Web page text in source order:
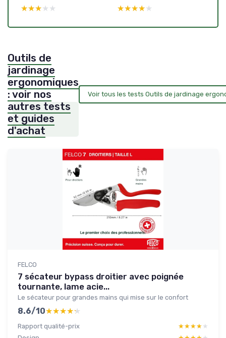
★★★★★
★★★★★ ★★★★★
★★★★★
Outils de
jardinage
ergonomiques
: voir nos
autres tests
et guides
d'achat
Voir tous les tests Outils de jardinage
FELCO
7 sécateur bypass droitier avec poignée
tournante, lame acie...
Le sécateur pour grandes mains qui mise sur le confort
8.6/10★★★★★
★★★★★
Rapport qualité-prix ★★★★★
★★★★★